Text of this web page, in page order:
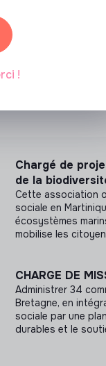
sponsorisé
Chargé de
de la
Cette association
sociale en
écosystèmes
mobilise les
CHARGE DE
Administrer 34
Bretagne, en
sociale par une
durables et le
!